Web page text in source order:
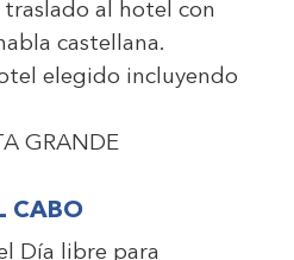
al hotel con
castellana.
elegido incluyendo
GRANDE
CABO
Día libre para